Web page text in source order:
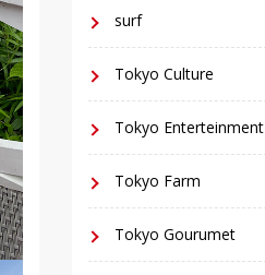
surf
Tokyo Culture
Tokyo Enterteinment
Tokyo Farm
Tokyo Gourumet